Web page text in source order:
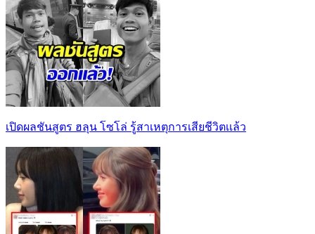
เปิดผลชันสูตร ฮลุน โซโล่ รู้สาเหตุการเสียชีวิตเเล้ว